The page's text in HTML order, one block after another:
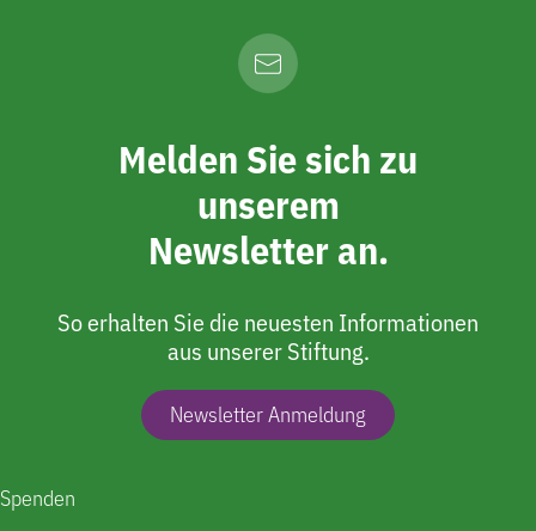
Melden Sie sich zu
unserem
Newsletter an.
So erhalten Sie die neuesten Informationen
aus unserer Stiftung.
Newsletter Anmeldung
Spenden